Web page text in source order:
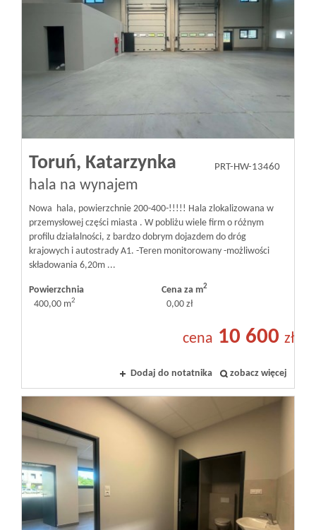
Toruń, Katarzynka
hala na wynajem
PRT-HW-13460
Nowa hala, powierzchnie 200-400-!!!!! Hala zlokalizowana w
przemysłowej części miasta . W pobliżu wiele firm o różnym
profilu działalności, z bardzo dobrym dojazdem do dróg
krajowych i autostrady A1. -Teren monitorowany -możliwości
składowania 6,20m ...
Powierzchnia
400,00 m2
Cena za m2
0,00 zł
cena 10 600 zł
Dodaj do notatnika zobacz więcej